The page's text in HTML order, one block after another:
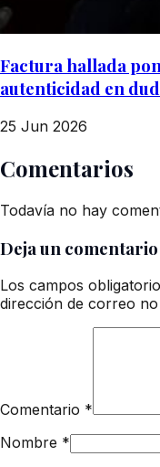
Factura hallada
autenticidad en
25 Jun 2026
Comentarios
Todavía no hay
Deja un comentario
Los campos
dirección de correo
Comentario *
Nombre *